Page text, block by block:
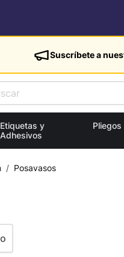
Suscríbete a
Etiquetas y
Adhesivos
Pliegos
/ Posavasos